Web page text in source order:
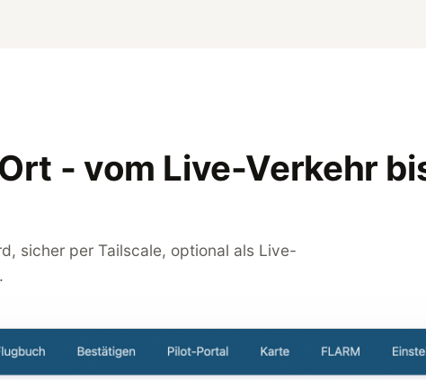
- vom Live-Verkehr
sicher per Tailscale, optional als Live-